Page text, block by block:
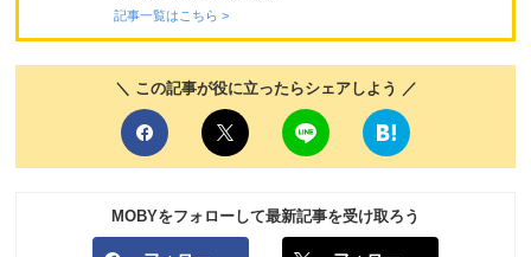
記事一覧はこちら >
＼ この記事が役に立ったらシェアしよう ／
MOBYをフォローして最新記事を受け取ろう